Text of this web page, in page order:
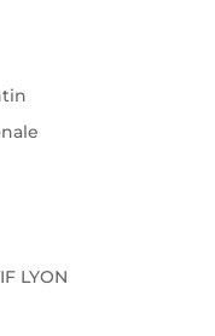
LYON